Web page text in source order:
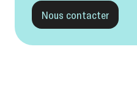
Nous contacter